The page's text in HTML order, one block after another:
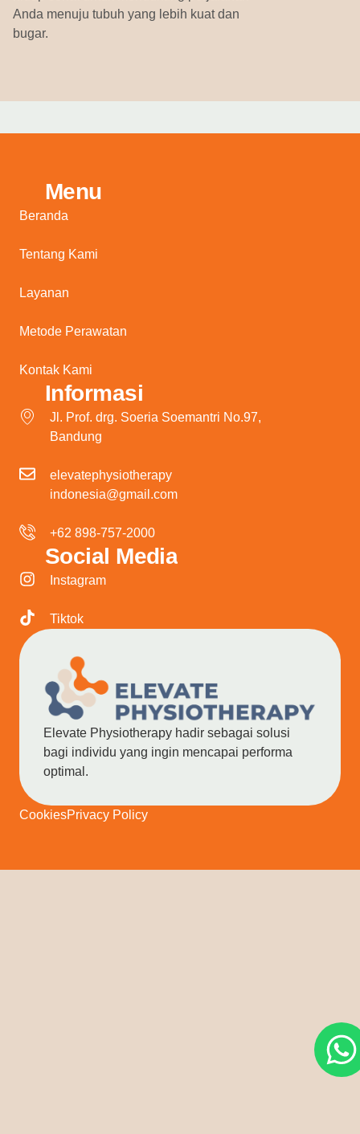
Anda menuju tubuh yang lebih kuat dan
bugar.
Menu
Beranda
Tentang Kami
Layanan
Metode Perawatan
Kontak Kami
Informasi
Jl. Prof. drg. Soeria Soemantri No.97,
Bandung
elevatephysiotherapy
indonesia@gmail.com
+62 898-757-2000
Social Media
Instagram
Tiktok
Elevate Physiotherapy hadir sebagai solusi
bagi individu yang ingin mencapai performa
optimal.
CookiesPrivacy Policy